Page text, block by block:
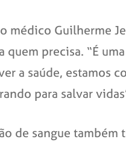
médico Guilherme
quem precisa. “É
a saúde, estamos
para salvar
de sangue também